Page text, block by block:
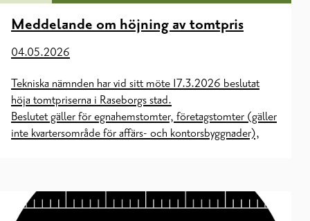
Meddelande om höjning av tomtpris
04.05.2026
Tekniska nämnden har vid sitt möte 17.3.2026 beslutat
höja tomtpriserna i Raseborgs stad.
Beslutet gäller för egnahemstomter, företagstomter (gäller
inte kvartersområde för affärs- och kontorsbyggnader),